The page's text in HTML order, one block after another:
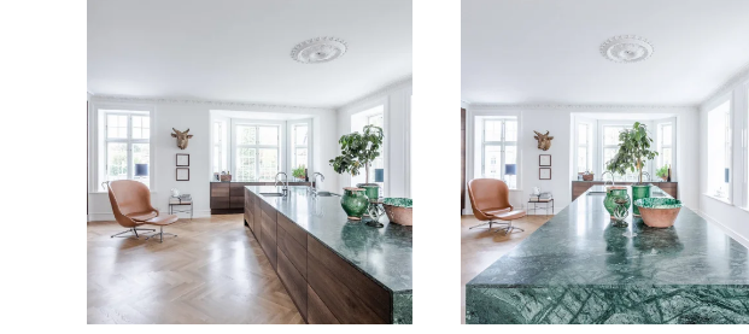
VIS BILLEDE VIS BILLEDE